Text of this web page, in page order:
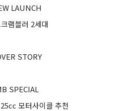
LAUNCH
램블러 2세대
STORY
SPECIAL
모터사이클 추천